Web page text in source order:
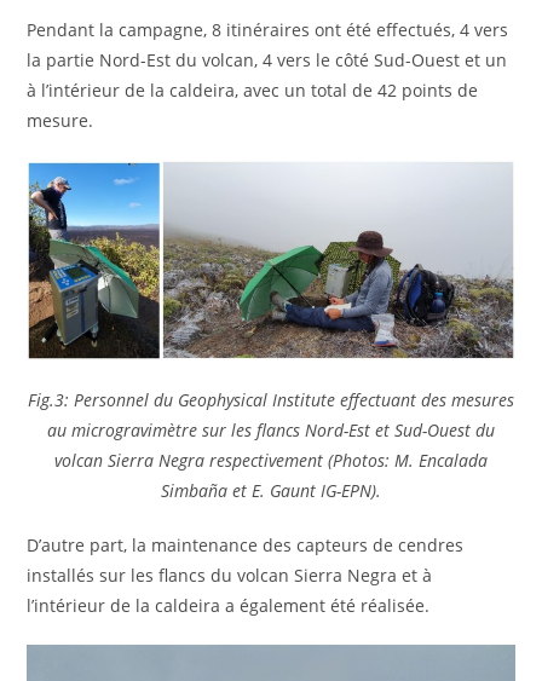
Pendant la campagne, 8 itinéraires ont été effectués, 4 vers
la partie Nord-Est du volcan, 4 vers le côté Sud-Ouest et un
à l’intérieur de la caldeira, avec un total de 42 points de
mesure.
Fig.3: Personnel du Geophysical Institute effectuant des mesures
au microgravimètre sur les flancs Nord-Est et Sud-Ouest du
volcan Sierra Negra respectivement (Photos: M. Encalada
Simbaña et E. Gaunt IG-EPN).
D’autre part, la maintenance des capteurs de cendres
installés sur les flancs du volcan Sierra Negra et à
l’intérieur de la caldeira a également été réalisée.